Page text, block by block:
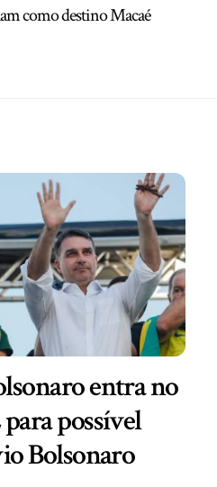
como destino Macaé
entra no
possível
Bolsonaro